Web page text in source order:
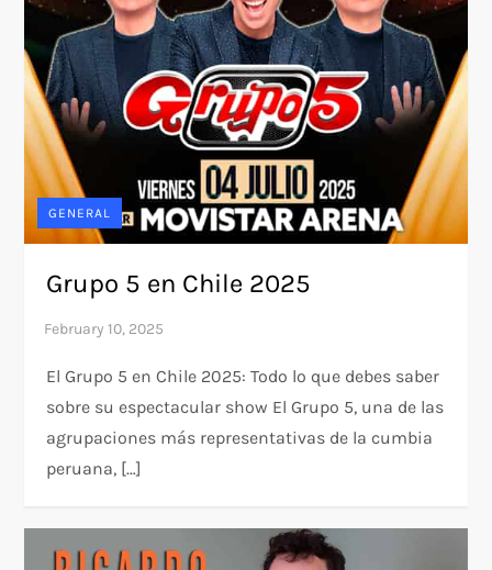
GENERAL
Grupo 5 en Chile 2025
El Grupo 5 en Chile 2025: Todo lo que debes saber
sobre su espectacular show El Grupo 5, una de las
agrupaciones más representativas de la cumbia
peruana, […]